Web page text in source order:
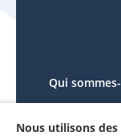
Qui
Le
Nous utilisons